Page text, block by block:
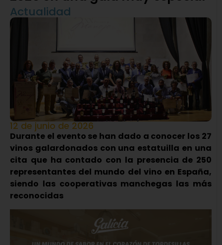
Actualidad
12 de junio de 2026
Durante el evento se han dado a conocer los 27
vinos galardonados con una estatuilla en una
cita que ha contado con la presencia de 250
representantes del mundo del vino en España,
siendo las cooperativas manchegas las más
reconocidas